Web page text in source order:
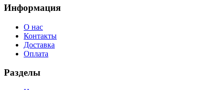
Информация
О нас
Контакты
Доставка
Оплата
Разделы